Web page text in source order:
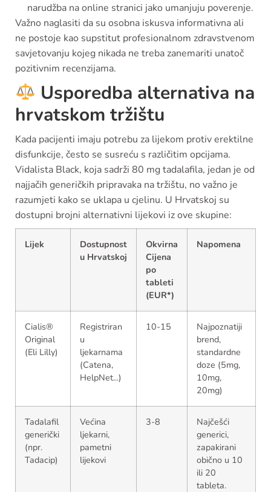
narudžba na online stranici jako umanjuju poverenje.
Važno naglasiti da su osobna iskusva informativna ali
ne postoje kao supstitut profesionalnom zdravstvenom
savjetovanju kojeg nikada ne treba zanemariti unatoč
pozitivnim recenzijama.
Usporedba alternativa na
hrvatskom tržištu
Kada pacijenti imaju potrebu za lijekom protiv erektilne
disfunkcije, često se susreću s različitim opcijama.
Vidalista Black, koja sadrži 80 mg tadalafila, jedan je od
najjačih generičkih pripravaka na tržištu, no važno je
razumjeti kako se uklapa u cjelinu. U Hrvatskoj su
dostupni brojni alternativni lijekovi iz ove skupine:
Lijek
Dostupnost
u Hrvatskoj
Okvirna
Cijena
po
tableti
(EUR*)
Napomena
Cialis®
Original
(Eli Lilly)
Registriran
u
ljekarnama
(Catena,
HelpNet...)
10-15
Najpoznatiji
brend,
standardne
doze (5mg,
10mg,
20mg)
Tadalafil
generički
(npr.
Tadacip)
Većina
ljekarni,
pametni
lijekovi
3-8
Najčešći
generici,
zapakirani
obično u 10
ili 20
tableta.